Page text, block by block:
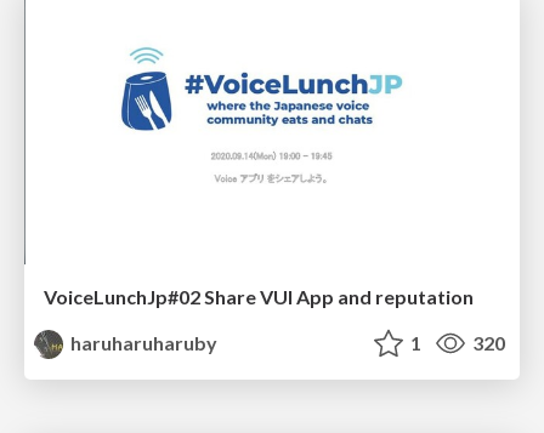
VoiceLunchJp#02 Share VUI App and reputation
haruharuharuby
1 320